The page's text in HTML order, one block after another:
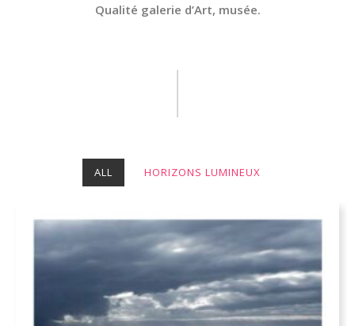
Qualité galerie d’Art, musée.
ALL HORIZONS LUMINEUX